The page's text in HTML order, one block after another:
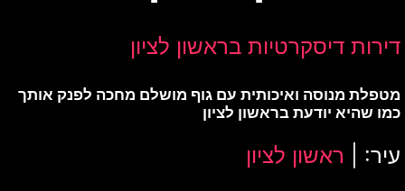
דירות דיסקרטיות בראשון לציון
מטפלת מנוסה ואיכותית עם גוף מושלם מחכה לפנק אותך
כמו שהיא יודעת בראשון לציון
עיר: | ראשון לציון